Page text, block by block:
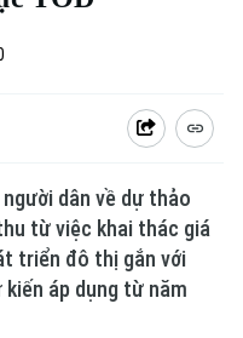
người dân về dự thảo
từ việc khai thác giá
triển đô thị gắn với
áp dụng từ năm